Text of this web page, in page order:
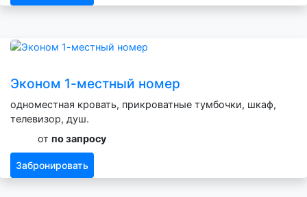
Эконом 1-местный номер
одноместная кровать, прикроватные тумбочки, шкаф,
телевизор, душ.
от по запросу
Забронировать